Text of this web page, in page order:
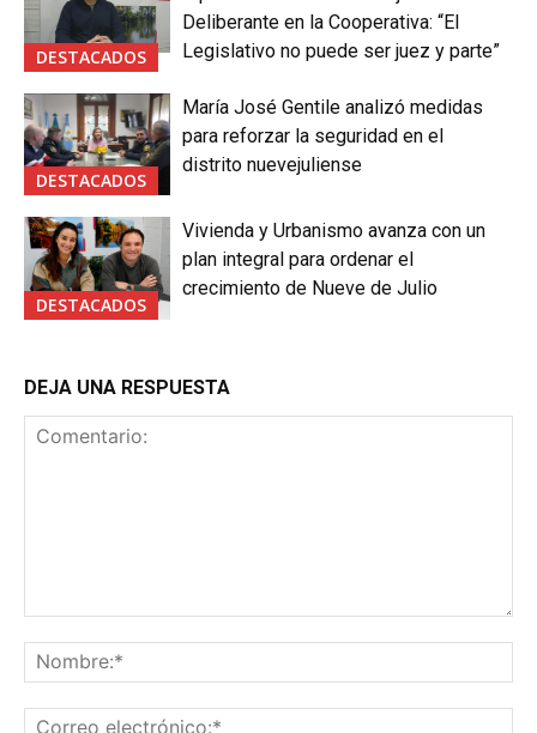
DESTACADOS
Deliberante en la Cooperativa: “El
Legislativo no puede ser juez y parte”
DESTACADOS
María José Gentile analizó medidas
para reforzar la seguridad en el
distrito nuevejuliense
DESTACADOS
Vivienda y Urbanismo avanza con un
plan integral para ordenar el
crecimiento de Nueve de Julio
DEJA UNA RESPUESTA